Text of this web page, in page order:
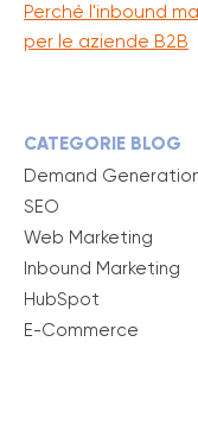
CATEGORIE BLOG
Demand
SEO
Web Marketing
Inbound Marketing
HubSpot
E-Commerce
Perché l'inbound
per le aziende B2B